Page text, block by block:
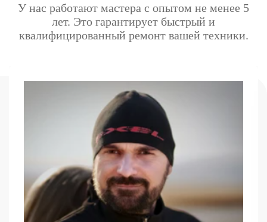
У нас работают мастера с опытом не менее 5
лет. Это гарантирует быстрый и
квалифицированный ремонт вашей техники.